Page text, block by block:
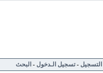
التسجيل -تسجيل الـدخول - البحث